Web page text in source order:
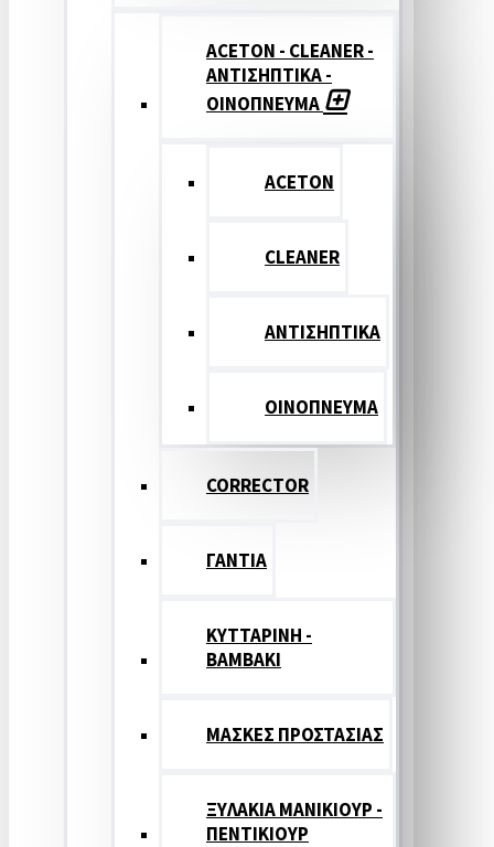
ACETON - CLEANER -
ΑΝΤΙΣΗΠΤΙΚΑ -
ΟΙΝΟΠΝΕΥΜΑ
ACETON
CLEANER
ΑΝΤΙΣΗΠΤΙΚΑ
ΟΙΝΟΠΝΕΥΜΑ
CORRECTOR
ΓΑΝΤΙΑ
ΚΥΤΤΑΡΙΝΗ -
ΒΑΜΒΑΚΙ
ΜΑΣΚΕΣ ΠΡΟΣΤΑΣΙΑΣ
ΞΥΛΑΚΙΑ ΜΑΝΙΚΙΟΥΡ -
ΠΕΝΤΙΚΙΟΥΡ